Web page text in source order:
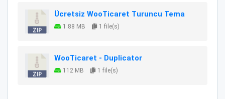
Ücretsiz WooTicaret Turuncu Tema
1.88 MB 1 file(s)
WooTicaret - Duplicator
112 MB 1 file(s)